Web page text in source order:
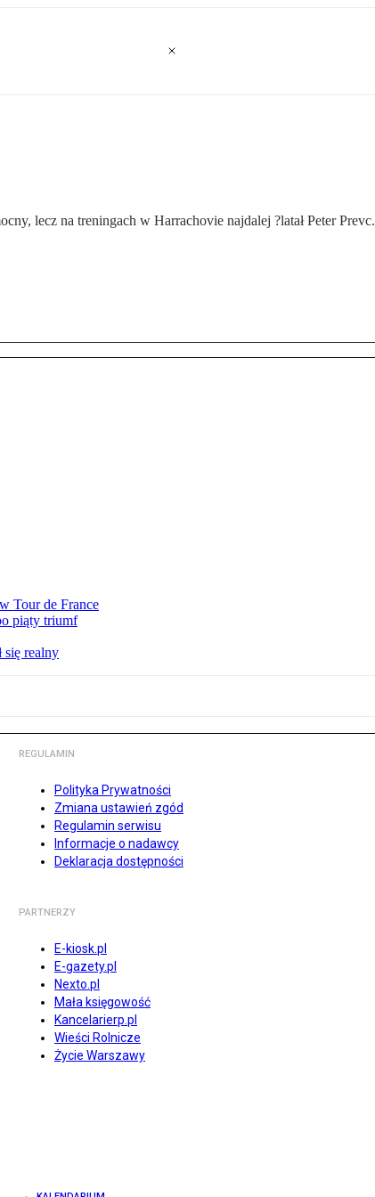
lecz na treningach w Harrachovie najdalej ?latał Peter Prevc.
Tour de France
piąty triumf
się realny
REGULAMIN
Polityka Prywatności
Zmiana ustawień zgód
Regulamin serwisu
Informacje o nadawcy
Deklaracja dostępności
PARTNERZY
E-kiosk.pl
E-gazety.pl
Nexto.pl
Mała księgowość
Kancelarierp.pl
Wieści Rolnicze
Życie Warszawy